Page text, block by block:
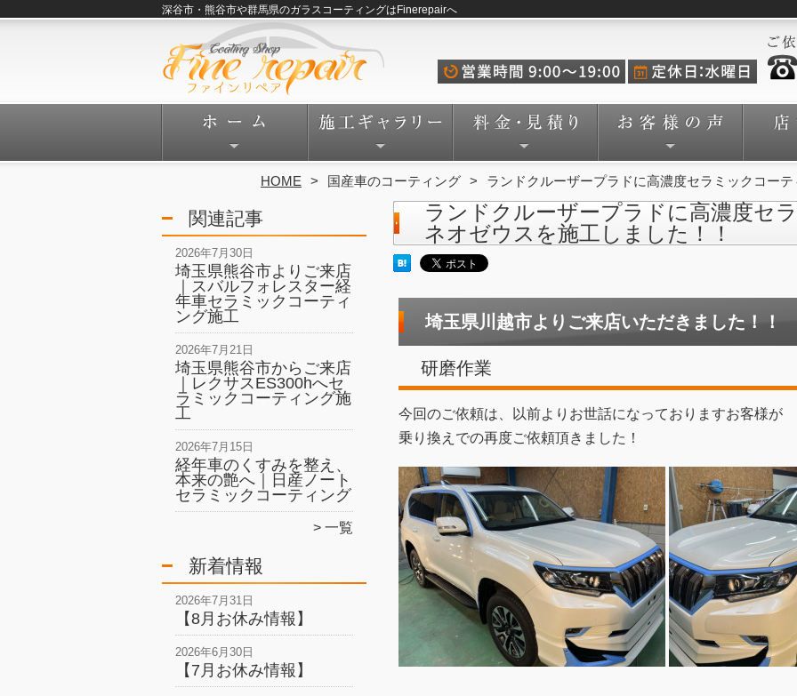
深谷市・熊谷市や群馬県のガラスコーティングはFinerepairへ
HOME 国産車のコーティング ランドクルーザープラドに高濃度セラミックコー
関連記事
2026年7月30日
埼玉県熊谷市よりご来店
｜スバルフォレスター経
年車セラミックコーティ
ング施工
2026年7月21日
埼玉県熊谷市からご来店
｜レクサスES300hへセ
ラミックコーティング施
工
2026年7月15日
経年車のくすみを整え、
本来の艶へ｜日産ノート
セラミックコーティング
一覧
新着情報
2026年7月31日
【8月お休み情報】
2026年6月30日
【7月お休み情報】
ランドクルーザープラドに高濃度セ
ネオゼウスを施工しました！！
埼玉県川越市よりご来店いただきました！！
研磨作業
今回のご依頼は、以前よりお世話になっておりますお客様が
乗り換えでの再度ご依頼頂きました！